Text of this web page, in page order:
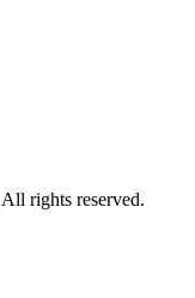
All rights reserved.